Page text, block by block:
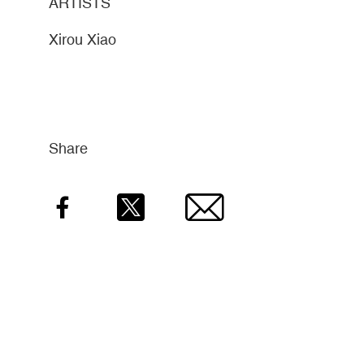
Xirou Xiao
Share
Facebook Email